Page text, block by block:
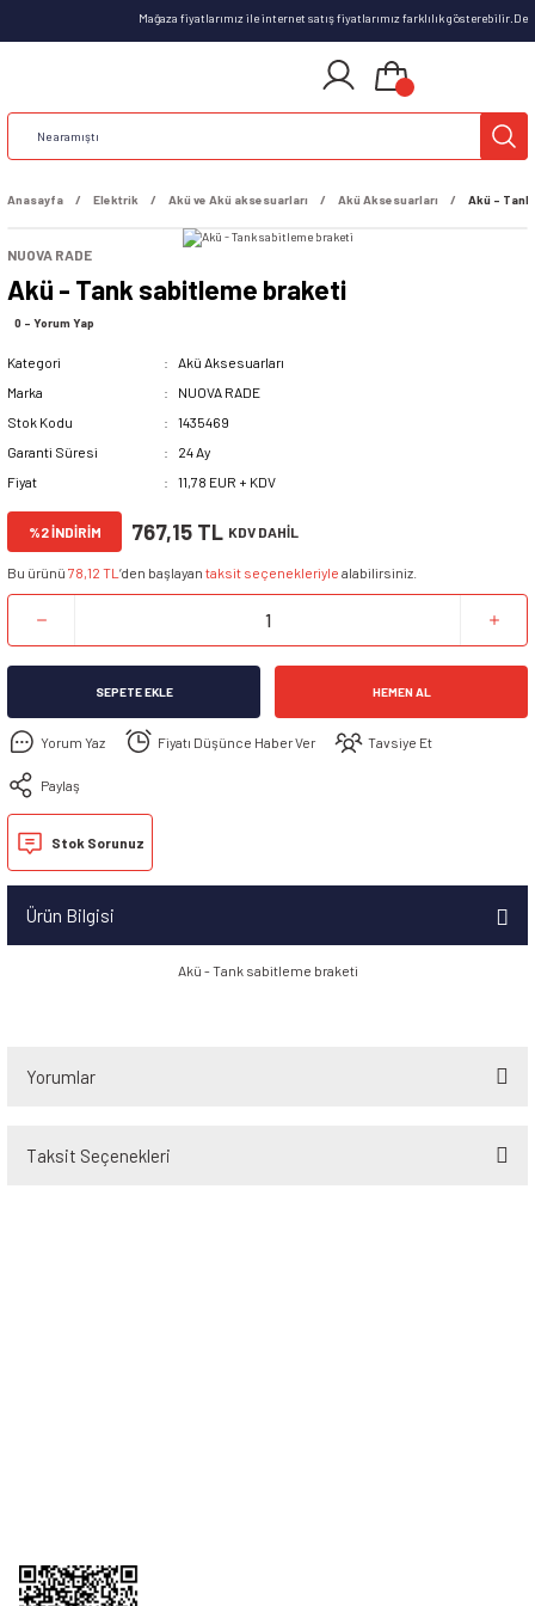
Mağaza fiyatlarımız ile internet satış fiyatlarımız farklılık
Anasayfa Elektrik Akü ve Akü aksesuarları Akü Aksesuarları Akü -
NUOVA RADE
Akü - Tank sabitleme braketi
0 - Yorum Yap
Kategori
Akü Aksesuarları
Marka
NUOVA RADE
Stok Kodu
1435469
Garanti Süresi
24 Ay
Fiyat
11,78 EUR + KDV
%2 İNDİRİM 767,15 TL KDV DAHİL
Bu ürünü 78,12 TL ’den başlayan taksit seçenekleriyle alabilirsiniz.
SEPETE EKLE HEMEN AL
Yorum Yaz Fiyatı Düşünce Haber Ver Tavsiye Et
Paylaş
Stok Sorunuz
Ürün Bilgisi
Akü - Tank sabitleme braketi
Yorumlar
Taksit Seçenekleri